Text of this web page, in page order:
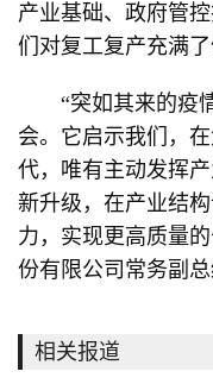
产业基础、政府管
们对复工复产充满了
“突如其来的疫情
会。它启示我们，
代，唯有主动发挥
新升级，在产业结
力，实现更高质量
份有限公司常务副总
相关报道